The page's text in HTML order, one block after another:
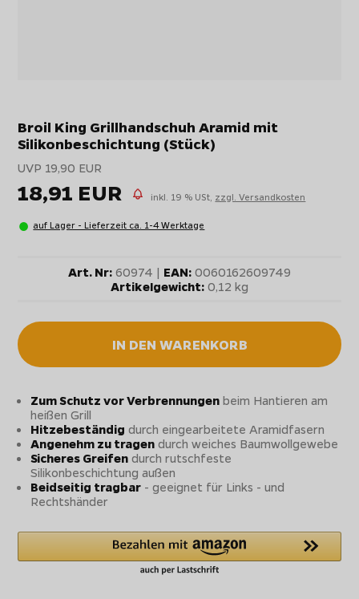
Broil King Grillhandschuh Aramid mit
Silikonbeschichtung (Stück)
UVP 19,90 EUR
18,91 EUR inkl. 19 % USt, zzgl. Versandkosten
auf Lager - Lieferzeit ca. 1-4 Werktage
Art. Nr: 60974 | EAN: 0060162609749
Artikelgewicht: 0,12 kg
IN DEN WARENKORB
Zum Schutz vor Verbrennungen beim Hantieren am
heißen Grill
Hitzebeständig durch eingearbeitete Aramidfasern
Angenehm zu tragen durch weiches Baumwollgewebe
Sicheres Greifen durch rutschfeste
Silikonbeschichtung außen
Beidseitig tragbar - geeignet für Links - und
Rechtshänder